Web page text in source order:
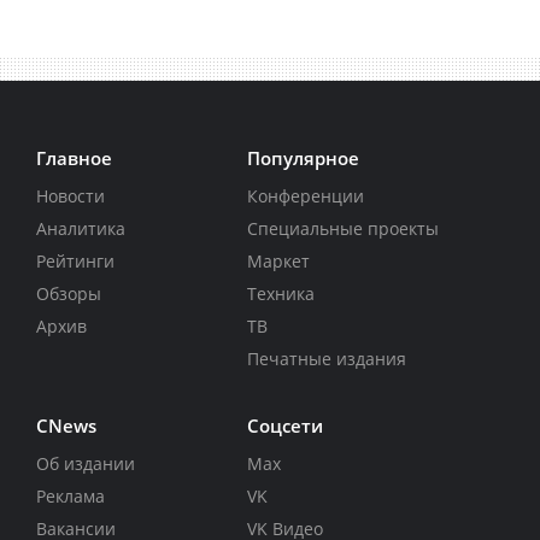
Главное
Новости
Аналитика
Рейтинги
Обзоры
Архив
Популярное
Конференции
Специальные проекты
Маркет
Техника
ТВ
Печатные издания
CNews
Об издании
Реклама
Вакансии
Соцсети
Max
VK
VK Видео